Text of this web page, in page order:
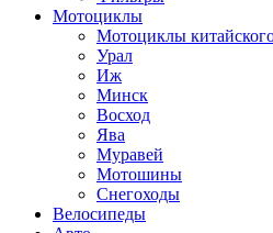
Мотоциклы
Мотоциклы
Урал
Иж
Минск
Восход
Ява
Муравей
Мотошины
Снегоходы
Велосипеды